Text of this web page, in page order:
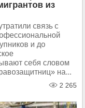
из
связь с
и до
себя словом
на...
2 265